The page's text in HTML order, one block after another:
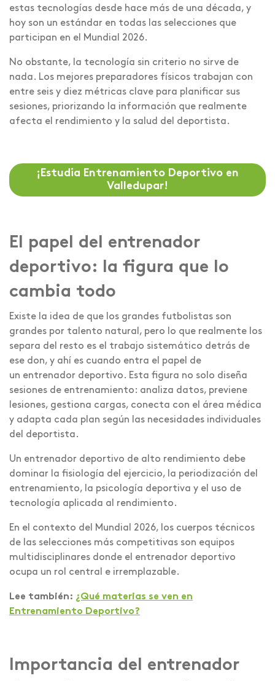
estas tecnologías desde hace más de una década, y
hoy son un estándar en todas las selecciones que
participan en el Mundial 2026.
No obstante, la tecnología sin criterio no sirve de
nada. Los mejores preparadores físicos trabajan con
entre seis y diez métricas clave para planificar sus
sesiones, priorizando la información que realmente
afecta el rendimiento y la salud del deportista.
¡Estudia Entrenamiento Deportivo en
Valledupar!
El papel del entrenador
deportivo: la figura que lo
cambia todo
Existe la idea de que los grandes futbolistas son
grandes por talento natural, pero lo que realmente los
separa del resto es el trabajo sistemático detrás de
ese don, y ahí es cuando entra el papel de
un entrenador deportivo. Esta figura no solo diseña
sesiones de entrenamiento: analiza datos, previene
lesiones, gestiona cargas, conecta con el área médica
y adapta cada plan según las necesidades individuales
del deportista.
Un entrenador deportivo de alto rendimiento debe
dominar la fisiología del ejercicio, la periodización del
entrenamiento, la psicología deportiva y el uso de
tecnología aplicada al rendimiento.
En el contexto del Mundial 2026, los cuerpos técnicos
de las selecciones más competitivas son equipos
multidisciplinares donde el entrenador deportivo
ocupa un rol central e irremplazable.
Lee también: ¿Qué materias se ven en
Entrenamiento Deportivo?
Importancia del entrenador